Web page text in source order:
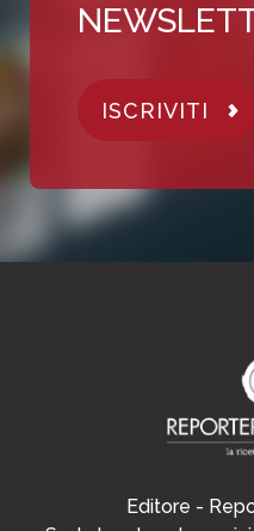
ISCRIVITI
Editore -